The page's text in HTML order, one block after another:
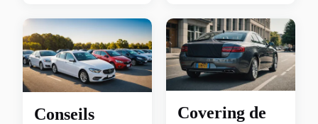
Conseils
Covering de